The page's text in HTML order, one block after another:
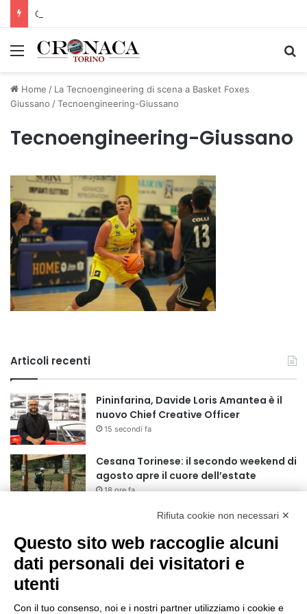
Menu
Home / La Tecnoengineering di scena a Basket Foxes
Giussano /Tecnoengineering-Giussano
Tecnoengineering-Giussano
Articoli recenti
Pininfarina, Davide Loris Amantea è il
nuovo Chief Creative Officer
15 secondi fa
Cesana Torinese: il secondo weekend di
agosto apre il cuore dell’estate
18 ore fa
Siccità: Il Piemonte avvia le procedure
per la richiesta dello stato di calamità
naturale
19 ore fa
precampionato
Rifiuta cookie non necessari ✕
Questo sito web raccoglie alcuni
dati personali dei visitatori e
utenti
Con il tuo consenso, noi e i nostri partner utilizziamo i cookie e